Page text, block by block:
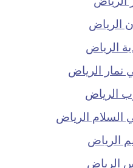
الرياض
الرياض
الرياض
الرياض
الرياض
الرياض
الرياض